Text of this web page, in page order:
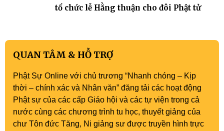
tổ chức lễ Hằng thuận cho đôi Phật tử
QUAN TÂM & HỖ TRỢ
Phật Sự Online với chủ trương “Nhanh chóng – Kịp
thời – chính xác và Nhân văn” đăng tải các hoạt động
Phật sự của các cấp Giáo hội và các tự viện trong cả
nước cùng các chương trình tu học, thuyết giảng của
chư Tôn đức Tăng, Ni giảng sư được truyền hình trực